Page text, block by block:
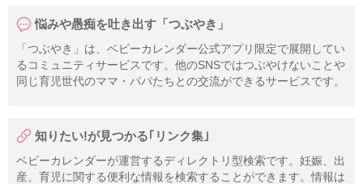
悩みや愚痴を吐き出す「つぶやき」
「つぶやき」は、ベビーカレンダー公式アプリ限定で展開してい
るコミュニティサービスです。他のSNSではつぶやけないことや
同じ育児世代のママ・パパたちとの交流ができるサービスです。
知りたい!が見つかる｢リンク集｣
ベビーカレンダーが運営するディレクトリ型検索です。妊娠、出
産、育児に関する便利な情報を検索することができます。情報は